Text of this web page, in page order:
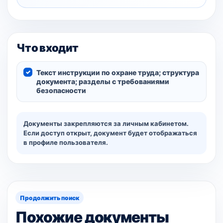
Что входит
Текст инструкции по охране труда; структура
документа; разделы с требованиями
безопасности
Документы закрепляются за личным кабинетом.
Если доступ открыт, документ будет отображаться
в профиле пользователя.
Продолжить поиск
Похожие документы